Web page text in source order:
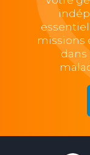
missions
dans